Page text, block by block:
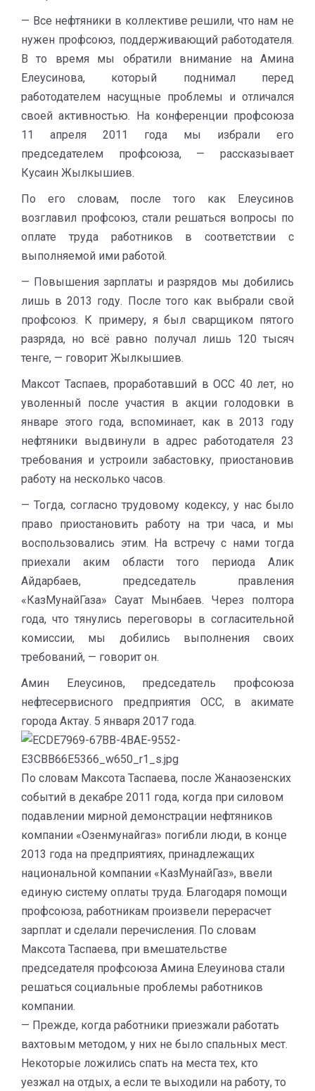
— Все нефтяники в коллективе решили, что нам не
нужен профсоюз, поддерживающий работодателя.
В то время мы обратили внимание на Амина
Елеусинова, который поднимал перед
работодателем насущные проблемы и отличался
своей активностью. На конференции профсоюза
11 апреля 2011 года мы избрали его
председателем профсоюза, — рассказывает
Кусаин Жылкышиев.
По его словам, после того как Елеусинов
возглавил профсоюз, стали решаться вопросы по
оплате труда работников в соответствии с
выполняемой ими работой.
— Повышения зарплаты и разрядов мы добились
лишь в 2013 году. После того как выбрали свой
профсоюз. К примеру, я был сварщиком пятого
разряда, но всё равно получал лишь 120 тысяч
тенге, — говорит Жылкышиев.
Максот Таспаев, проработавший в ОСС 40 лет, но
уволенный после участия в акции голодовки в
январе этого года, вспоминает, как в 2013 году
нефтяники выдвинули в адрес работодателя 23
требования и устроили забастовку, приостановив
работу на несколько часов.
— Тогда, согласно трудовому кодексу, у нас было
право приостановить работу на три часа, и мы
воспользовались этим. На встречу с нами тогда
приехали аким области того периода Алик
Айдарбаев, председатель правления
«КазМунайГаза» Сауат Мынбаев. Через полтора
года, что тянулись переговоры в согласительной
комиссии, мы добились выполнения своих
требований, — говорит он.
Амин Елеусинов, председатель профсоюза
нефтесервисного предприятия OCC, в акимате
города Актау. 5 января 2017 года.
По словам Максота Таспаева, после Жанаозенских
событий в декабре 2011 года, когда при силовом
подавлении мирной демонстрации нефтяников
компании «Озенмунайгаз» погибли люди, в конце
2013 года на предприятиях, принадлежащих
национальной компании «КазМунайГаз», ввели
единую систему оплаты труда. Благодаря помощи
профсоюза, работникам произвели перерасчет
зарплат и сделали перечисления. По словам
Максота Таспаева, при вмешательстве
председателя профсоюза Амина Елеуинова стали
решаться социальные проблемы работников
компании.
— Прежде, когда работники приезжали работать
вахтовым методом, у них не было спальных мест.
Некоторые ложились спать на места тех, кто
уезжал на отдых, а если те выходили на работу, то